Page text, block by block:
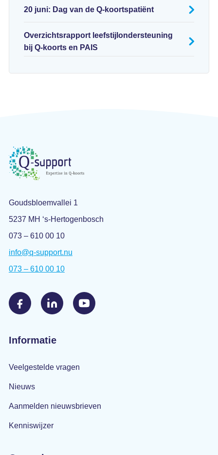
20 juni: Dag van de Q-koortspatiënt
Overzichtsrapport leefstijlondersteuning
bij Q-koorts en PAIS
Goudsbloemvallei 1
5237 MH ‘s-Hertogenbosch
073 – 610 00 10
info@q-support.nu
073 – 610 00 10
Informatie
Veelgestelde vragen
Nieuws
Aanmelden nieuwsbrieven
Kenniswijzer